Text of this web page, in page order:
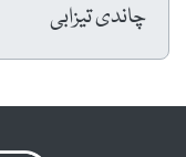
چاندی تیزابی